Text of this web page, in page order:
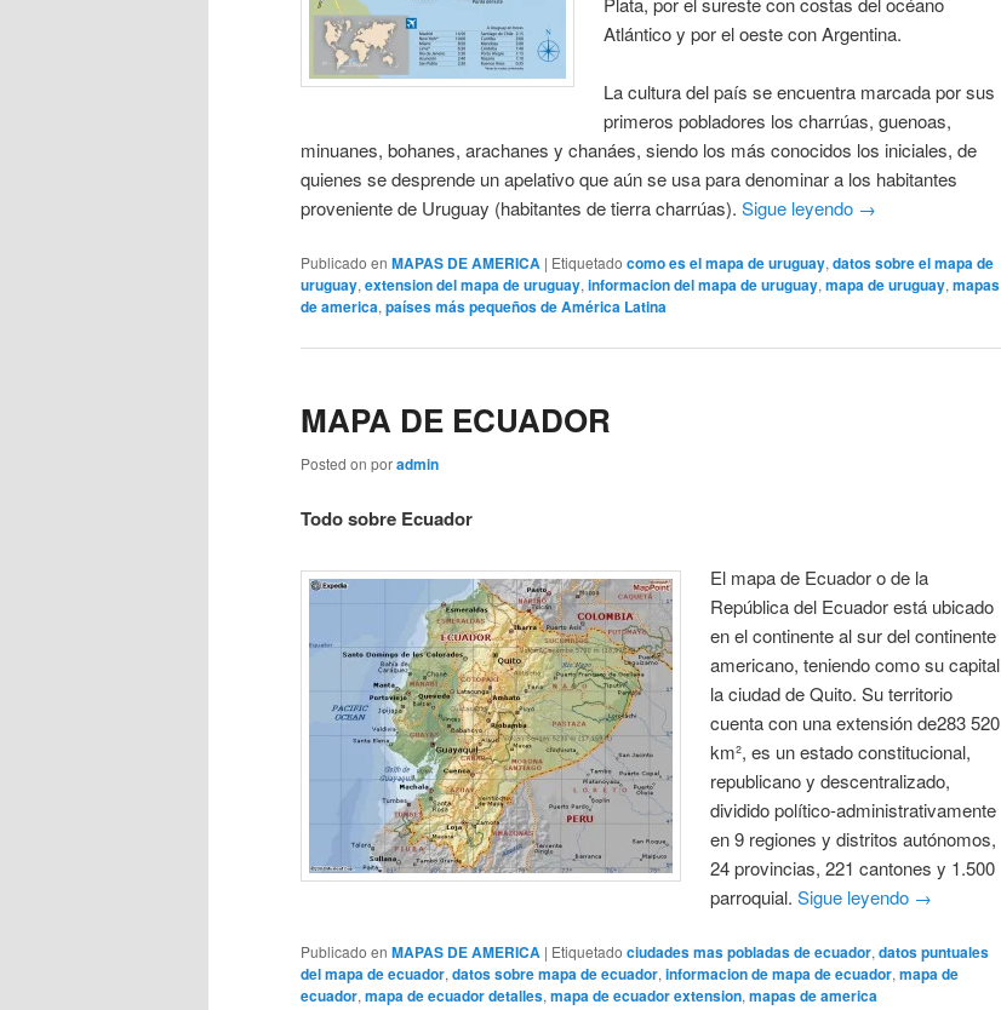
Atlántico y por el oeste con Argentina.
La cultura del país se encuentra marcada por sus
primeros pobladores los charrúas, guenoas,
minuanes, bohanes, arachanes y chanáes, siendo los más conocidos los iniciales, de
quienes se desprende un apelativo que aún se usa para denominar a los habitantes
proveniente de Uruguay (habitantes de tierra charrúas). Sigue leyendo →
Publicado en MAPAS DE AMERICA | Etiquetado como es el mapa de uruguay, datos sobre el mapa de
uruguay, extension del mapa de uruguay, informacion del mapa de uruguay, mapa de uruguay, mapas
de america, países más pequeños de América Latina
MAPA DE ECUADOR
Posted on poradmin
Todo sobre Ecuador
El mapa de Ecuador o de la
República del Ecuador está ubicado
en el continente al sur del continente
americano, teniendo como su capital
la ciudad de Quito. Su territorio
cuenta con una extensión de283 520
km², es un estado constitucional,
republicano y descentralizado,
dividido político-administrativamente
en 9 regiones y distritos autónomos,
24 provincias, 221 cantones y 1.500
parroquial.Sigue leyendo →
Publicado en MAPAS DE AMERICA | Etiquetado ciudades mas pobladas de ecuador, datos puntuales
del mapa de ecuador, datos sobre mapa de ecuador, informacion de mapa de ecuador, mapa de
ecuador, mapa de ecuador detalles, mapa de ecuador extension, mapas de america